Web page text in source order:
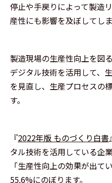
停止や手戻りによって製造
産性にも影響を及ぼしてし
製造現場の生産性向上を図
デジタル技術を活用して、
を見直し、生産プロセスの
す。
『2022年版 ものづくり白書
タル技術を活用している企
「生産性向上の効果が出て
55.6%にのぼります。